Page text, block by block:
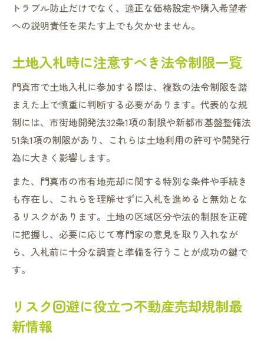
トラブル防止だけでなく、適正な価格設定や購入希望者
への説明責任を果たす上でも欠かせません。
土地入札時に注意すべき法令制限一覧
門真市で土地入札に参加する際は、複数の法令制限を踏
まえた上で慎重に判断する必要があります。代表的な規
制には、市街地開発法32条1項の制限や新都市基盤整備法
51条1項の制限があり、これらは土地利用の許可や開発行
為に大きく影響します。
また、門真市の市有地売却に関する特別な条件や手続き
も存在し、これらを理解せずに入札を進めると無効とな
るリスクがあります。土地の区域区分や法的制限を正確
に把握し、必要に応じて専門家の意見を取り入れなが
ら、入札前に十分な調査と準備を行うことが成功の鍵で
す。
リスク回避に役立つ不動産売却規制最
新情報